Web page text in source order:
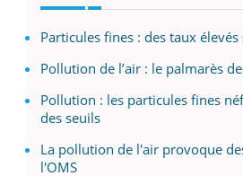
Particules fines : des taux
Pollution de l’air : le palmarès
Pollution : les particules fines
des seuils
La pollution de l'air provoque
l'OMS